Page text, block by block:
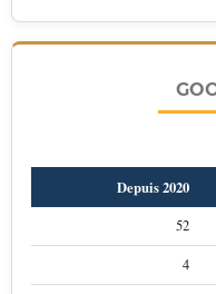
Depuis 2020
52
4